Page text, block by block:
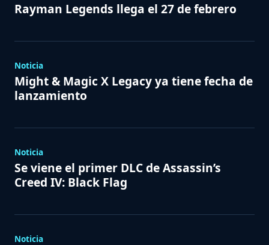
Rayman Legends llega el 27 de febrero
Noticia
Might & Magic X Legacy ya tiene fecha de
lanzamiento
Noticia
Se viene el primer DLC de Assassin’s
Creed IV: Black Flag
Noticia